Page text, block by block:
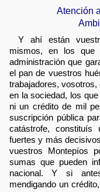
Atención
Y ahí están
mismos, en los que
administración que
el pan de vuestros
trabajadores,
en la sociedad, los
ni un crédito de mil
suscripción pública
catástrofe,
fuertes y más
vuestros Montepíos
sumas que pueden
nacional. Y si
mendigando un